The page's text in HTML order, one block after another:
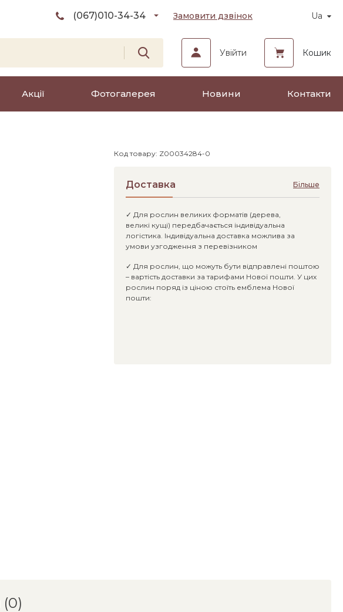
(067)010-34-34 Замовити дзвінок Ua
Увійти Кошик
Акції Фотогалерея Новини Контакти
Код товару: Z00034284-0
Доставка Більше
✓ Для рослин великих форматів (дерева,
великі кущі) передбачається індивідуальна
логістика. Індивідуальна доставка можлива за
умови узгодження з перевізником
✓ Для рослин, що можуть бути відправлені поштою
– вартість доставки за тарифами Нової пошти. У цих
рослин поряд із ціною стоїть емблема Нової
пошти:
(0)